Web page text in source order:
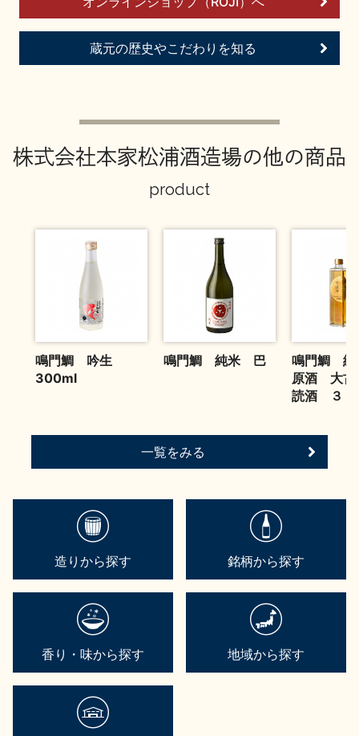
蔵元の歴史やこだわりを知る
株式会社本家松浦酒造場の他の商品
product
鳴門鯛 吟生
300ml
鳴門鯛 純米 巴
鳴門鯛 純
原酒 大
読酒 ３６
一覧をみる
造りから探す 銘柄から探す
香り・味から探す 地域から探す